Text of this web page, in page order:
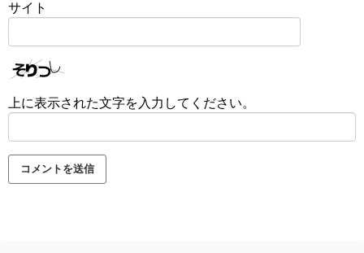
サイト
上に表示された文字を入力してください。